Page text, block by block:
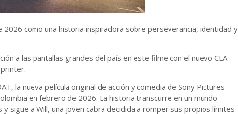
como una historia inspiradora sobre perseverancia, identidad y
a las pantallas grandes del país en este filme con el nuevo CLA
la nueva película original de acción y comedia de Sony Pictures
en febrero de 2026. La historia transcurre en un mundo
y sigue a Will, una joven cabra decidida a romper sus propios límites